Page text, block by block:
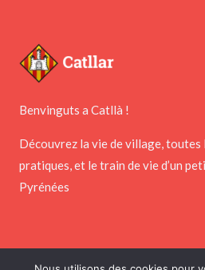
Benvinguts a Catllà !
Découvrez la vie de village,
pratiques, et le train de vie d’un
Pyrénées